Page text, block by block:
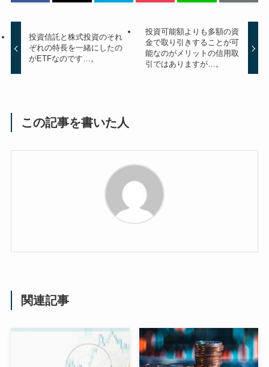
投資信託と株式投資のそれ
ぞれの特長を一緒にしたの
がETFなのです…。
投資可能額よりも多額の資
金で取り引きすることが可
能なのがメリットの信用取
引ではありますが…。
この記事を書いた人
関連記事